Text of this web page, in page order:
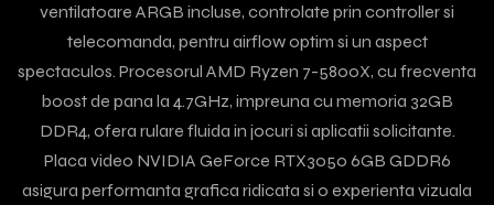
ventilatoare ARGB incluse, controlate prin controller si
telecomanda, pentru airflow optim si un aspect
spectaculos. Procesorul AMD Ryzen 7-5800X, cu frecventa
boost de pana la 4.7GHz, impreuna cu memoria 32GB
DDR4, ofera rulare fluida in jocuri si aplicatii solicitante.
Placa video NVIDIA GeForce RTX3050 6GB GDDR6
asigura performanta grafica ridicata si o experienta vizuala